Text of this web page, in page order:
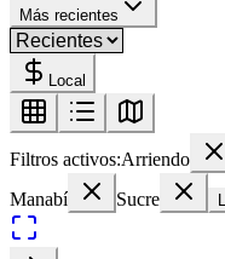
Más recientes
Local
Filtros activos:Arriendo
Manabí
Sucre